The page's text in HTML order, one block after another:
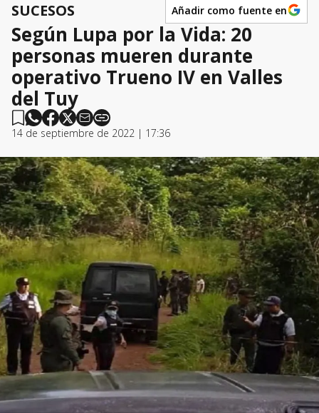
SUCESOS Añadir como fuente en
Según Lupa por la Vida: 20
personas mueren durante
operativo Trueno IV en Valles
del Tuy
14 de septiembre de 2022 | 17:36